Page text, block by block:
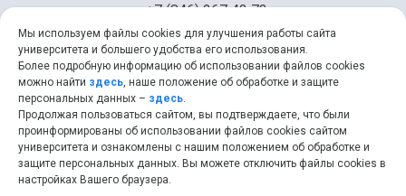
+7 (846) 267 43 73
+7 (846) 334 57 22
ssau@ssau.ru
Мы используем файлы cookies для улучшения работы сайта
университета и большего удобства его использования.
Более подробную информацию об использовании файлов cookies
можно найти здесь, наше положение об обработке и защите
персональных данных – здесь.
Продолжая пользоваться сайтом, вы подтверждаете, что были
проинформированы об использовании файлов cookies сайтом
университета и ознакомлены с нашим положением об обработке и
защите персональных данных. Вы можете отключить файлы cookies в
настройках Вашего браузера.